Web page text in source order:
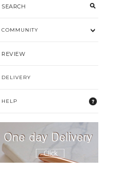
SEARCH
COMMUNITY
REVIEW
DELIVERY
HELP